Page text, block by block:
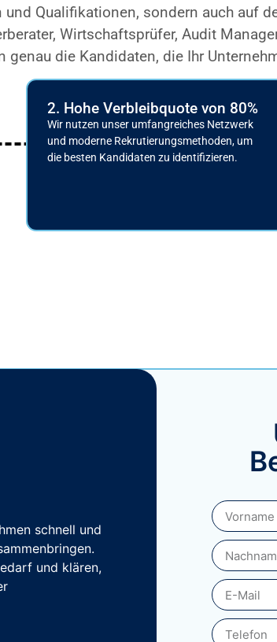
Qualifikationen, sondern auch auf
Wirtschaftsprüfer, Audit
die Kandidaten, die Ihr
2. Hohe Verbleibquote von 80%
Wir nutzen unser umfangreiches Netzwerk
und moderne Rekrutierungsmethoden, um
die besten Kandidaten zu identifizieren.
schnell und
und klären,